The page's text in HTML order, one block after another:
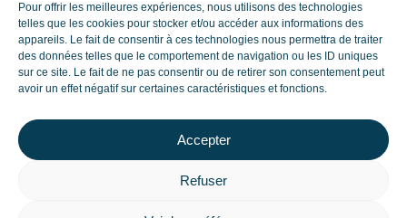
Pour offrir les meilleures expériences, nous utilisons des technologies
telles que les cookies pour stocker et/ou accéder aux informations des
appareils. Le fait de consentir à ces technologies nous permettra de traiter
des données telles que le comportement de navigation ou les ID uniques
sur ce site. Le fait de ne pas consentir ou de retirer son consentement peut
avoir un effet négatif sur certaines caractéristiques et fonctions.
Accepter
Refuser
Formations
Nos ressources
ISO 9001
Stratégie RSE : le guide complet pour les TPE et PME
TPE, PME : quelles démarches pour gagner en
Les actualités en newsletter
S'abonner